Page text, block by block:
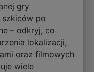
gry
po
– odkryj, co
lokalizacji,
oraz filmowych
wiele